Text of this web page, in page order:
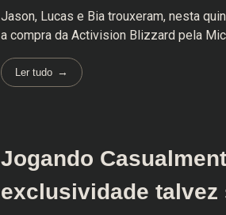
Jason, Lucas e Bia trouxeram, nesta
a compra da Activision Blizzard pela
Ler tudo
Jogando
exclusividade talvez